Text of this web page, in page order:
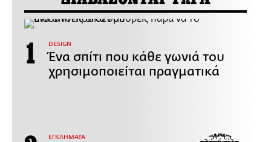
DESIGN
Ένα σπίτι που κάθε γωνιά του
χρησιμοποιείται πραγματικά
ΕΓΚΛΗΜΑΤΑ